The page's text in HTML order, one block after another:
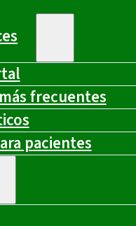
frecuentes
pacientes